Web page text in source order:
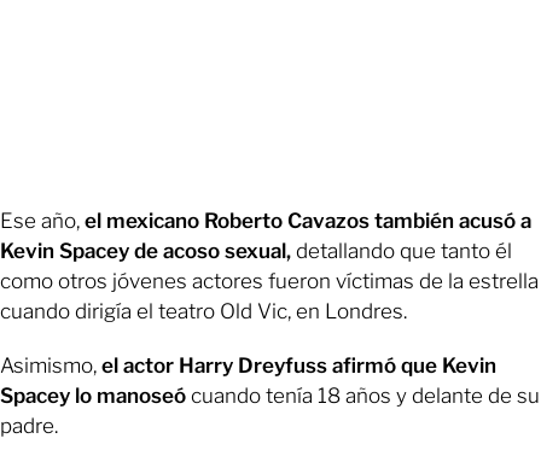
Ese año, el mexicano Roberto Cavazos también acusó a
Kevin Spacey de acoso sexual, detallando que tanto él
como otros jóvenes actores fueron víctimas de la estrella
cuando dirigía el teatro Old Vic, en Londres.
Asimismo, el actor Harry Dreyfuss afirmó que Kevin
Spacey lo manoseó cuando tenía 18 años y delante de su
padre.